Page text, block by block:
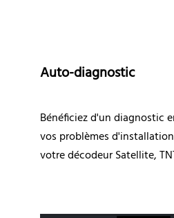
Auto-diagnostic
Bénéficiez d'un diagnostic
vos problèmes
votre décodeur Satellite,